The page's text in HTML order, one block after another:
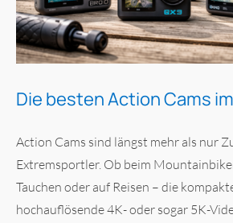
Die besten Action Cams
Action Cams sind längst mehr als nur
Extremsportler. Ob beim
Tauchen oder auf Reisen – die
hochauflösende 4K- oder sogar 5K-